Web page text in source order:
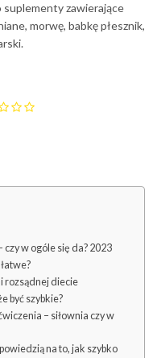
suplementy zawierające
morwę, babkę płesznik,
czy w ogóle się da? 2023
rozsądnej diecie
być szybkie?
– siłownia czy w
na to, jak szybko